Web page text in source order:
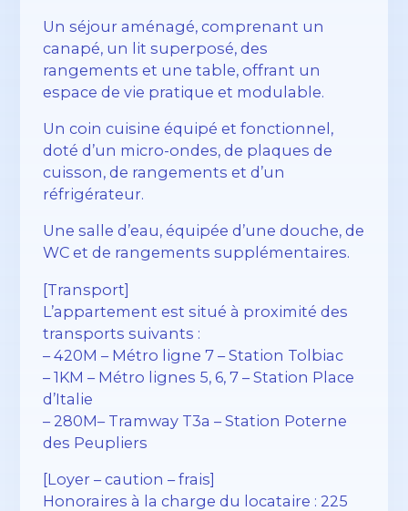
Un séjour aménagé, comprenant un
canapé, un lit superposé, des
rangements et une table, offrant un
espace de vie pratique et modulable.
Un coin cuisine équipé et fonctionnel,
doté d’un micro-ondes, de plaques de
cuisson, de rangements et d’un
réfrigérateur.
Une salle d’eau, équipée d’une douche, de
WC et de rangements supplémentaires.
[Transport]
L’appartement est situé à proximité des
transports suivants :
– 420M – Métro ligne 7 – Station Tolbiac
– 1KM – Métro lignes 5, 6, 7 – Station Place
d’Italie
– 280M– Tramway T3a – Station Poterne
des Peupliers
[Loyer – caution – frais]
Honoraires à la charge du locataire : 225